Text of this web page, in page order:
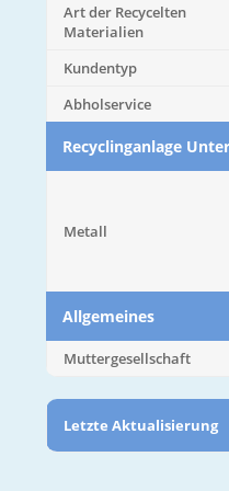
Art der Recycelten
Materialien
Kundentyp
Abholservice
Recyclinganlage
Metall
Allgemeines
Muttergesellschaft
Letzte Aktualisierung